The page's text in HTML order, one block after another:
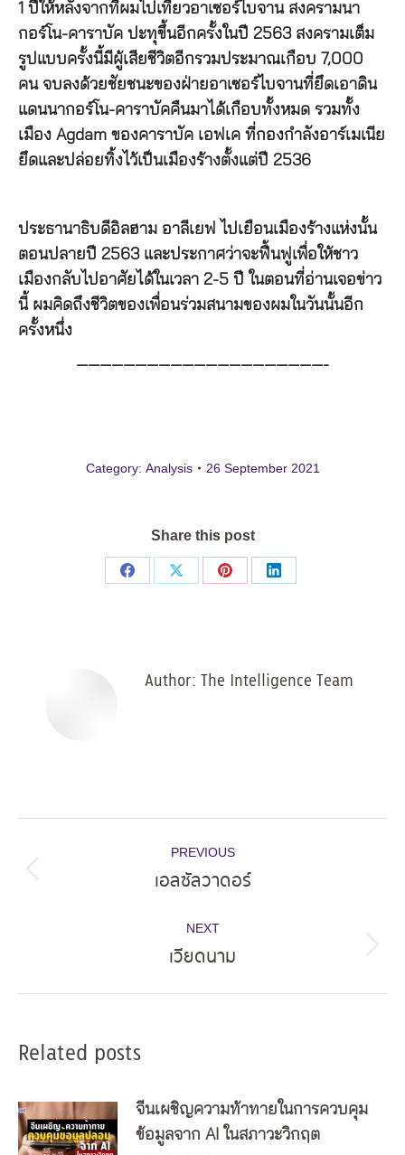
1 ปีให้หลังจากที่ผมไปเที่ยวอาเซอร์ไบจาน สงครามนา
กอร์โน-คาราบัค ปะทุขึ้นอีกครั้งในปี 2563 สงครามเต็ม
รูปแบบครั้งนี้มีผู้เสียชีวิตอีกรวมประมาณเกือบ 7,000
คน จบลงด้วยชัยชนะของฝ่ายอาเซอร์ไบจานที่ยึดเอาดิน
แดนนากอร์โน-คาราบัคคืนมาได้เกือบทั้งหมด รวมทั้ง
เมือง Agdam ของคาราบัค เอฟเค ที่กองกำลังอาร์เมเนีย
ยึดและปล่อยทิ้งไว้เป็นเมืองร้างตั้งแต่ปี 2536
ประธานาธิบดีอิลฮาม อาลีเยฟ ไปเยือนเมืองร้างแห่งนั้น
ตอนปลายปี 2563 และประกาศว่าจะฟื้นฟูเพื่อให้ชาว
เมืองกลับไปอาศัยได้ในเวลา 2-5 ปี ในตอนที่อ่านเจอข่าว
นี้ ผมคิดถึงชีวิตของเพื่อนร่วมสนามของผมในวันนั้นอีก
ครั้งหนึ่ง
—————————————————————-
Category: Analysis 26 September 2021
Share this post
Share
Share
Share
Share
Author: The Intelligence Team
navigation
PREVIOUS
Previous
เอลซัลวาดอร์
NEXT
Next
เวียดนาม
Related posts
จีนเผชิญความท้าทายในการควบคุม
ข้อมูลจาก AI ในสภาวะวิกฤต